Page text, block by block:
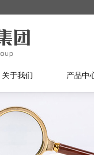
关于我们 产品中